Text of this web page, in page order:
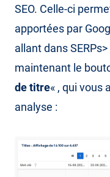
SEO. Celle-ci
apportées par
allant dans
maintenant le
de titre« , qui vous
analyse :